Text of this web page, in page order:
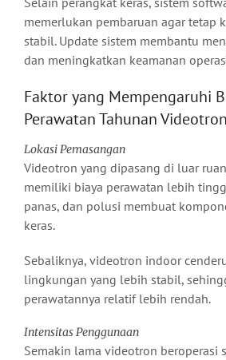
memerlukan pembaruan agar tetap
stabil. Update sistem membantu
dan meningkatkan keamanan
Faktor yang Mempengaruhi
Perawatan Tahunan Videotron
Lokasi Pemasangan
Videotron yang dipasang di luar
memiliki biaya perawatan lebih
panas, dan polusi membuat
keras.
Sebaliknya, videotron indoor
lingkungan yang lebih stabil,
perawatannya relatif lebih rendah.
Intensitas Penggunaan
Semakin lama videotron beroperasi